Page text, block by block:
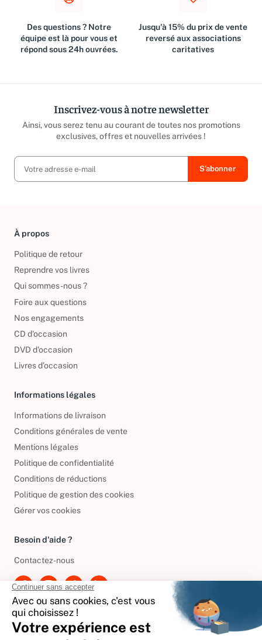
Des questions ? Notre
équipe est là pour vous et
répond sous 24h ouvrées.
Jusqu'à 15% du prix de vente
reversé aux associations
caritatives
Inscrivez-vous à notre newsletter
Ainsi, vous serez tenu au courant de toutes nos promotions
exclusives, offres et nouvelles arrivées !
À propos
Politique de retour
Reprendre vos livres
Qui sommes-nous ?
Foire aux questions
Nos engagements
CD d'occasion
DVD d'occasion
Livres d’occasion
Informations légales
Informations de livraison
Conditions générales de vente
Mentions légales
Politique de confidentialité
Conditions de réductions
Politique de gestion des cookies
Gérer vos cookies
Besoin d'aide ?
Contactez-nous
International
🇪🇸 Espagne